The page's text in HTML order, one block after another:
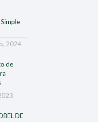
2024
de
DE